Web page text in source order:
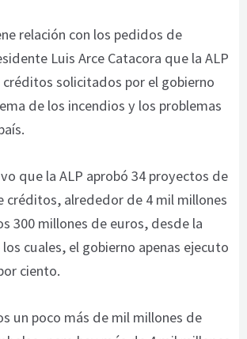
relación con los pedidos de
Luis Arce Catacora que la ALP
créditos solicitados por el gobierno
de los incendios y los problemas
que la ALP aprobó 34 proyectos de
créditos, alrededor de 4 mil millones
300 millones de euros, desde la
cuales, el gobierno apenas ejecuto
ciento.
un poco más de mil millones de